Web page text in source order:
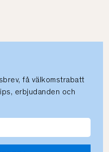
få välkomstrabatt
erbjudanden och